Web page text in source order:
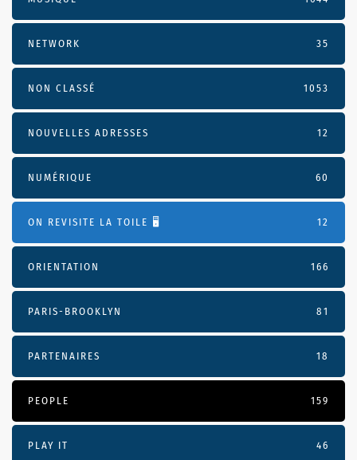
NETWORK 35
NON CLASSÉ 1053
NOUVELLES ADRESSES 12
NUMÉRIQUE 60
ON REVISITE LA TOILE 🖥️ 12
ORIENTATION 166
PARIS-BROOKLYN 81
PARTENAIRES 18
PEOPLE 159
PLAY IT 46